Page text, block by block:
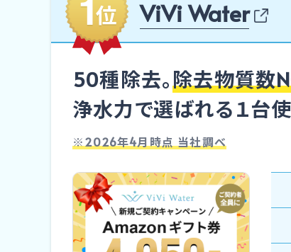
ViVi Water
50種除去。除去物質数
浄水力で選ばれる１台
※2026年4月時点 当社調べ